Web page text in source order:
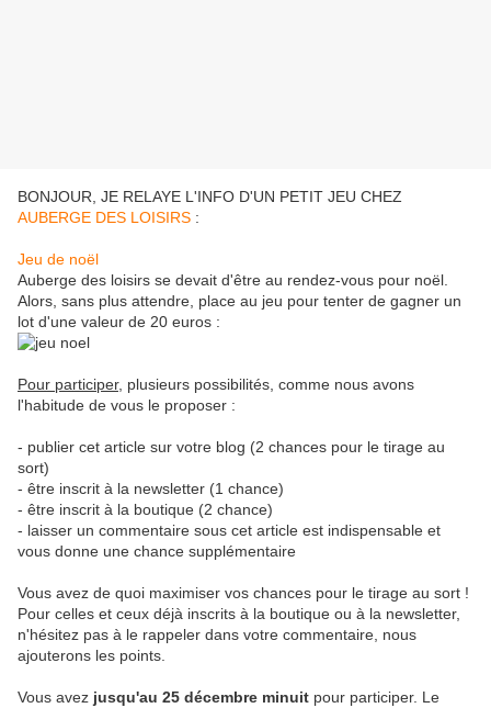
BONJOUR, JE RELAYE L'INFO D'UN PETIT JEU CHEZ
AUBERGE DES LOISIRS :
Jeu de noël
Auberge des loisirs se devait d'être au rendez-vous pour noël.
Alors, sans plus attendre, place au jeu pour tenter de gagner un
lot d'une valeur de 20 euros :
Pour participer, plusieurs possibilités, comme nous avons
l'habitude de vous le proposer :
- publier cet article sur votre blog (2 chances pour le tirage au
sort)
- être inscrit à la newsletter (1 chance)
- être inscrit à la boutique (2 chance)
- laisser un commentaire sous cet article est indispensable et
vous donne une chance supplémentaire
Vous avez de quoi maximiser vos chances pour le tirage au sort !
Pour celles et ceux déjà inscrits à la boutique ou à la newsletter,
n'hésitez pas à le rappeler dans votre commentaire, nous
ajouterons les points.
Vous avez jusqu'au 25 décembre minuit pour participer. Le